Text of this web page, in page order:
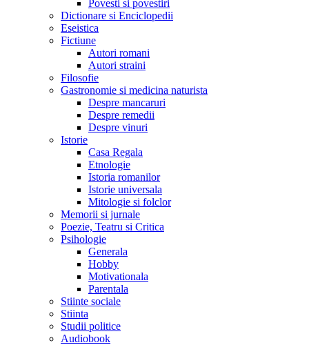
Povesti si povestiri
Dictionare si Enciclopedii
Eseistica
Fictiune
Autori romani
Autori straini
Filosofie
Gastronomie si medicina naturista
Despre mancaruri
Despre remedii
Despre vinuri
Istorie
Casa Regala
Etnologie
Istoria romanilor
Istorie universala
Mitologie si folclor
Memorii si jurnale
Poezie, Teatru si Critica
Psihologie
Generala
Hobby
Motivationala
Parentala
Stiinte sociale
Stiinta
Studii politice
Audiobook